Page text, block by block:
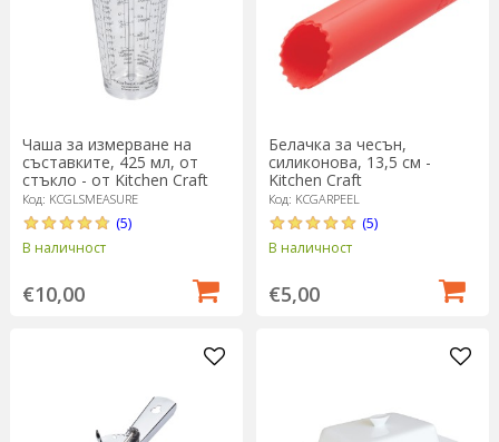
Чаша за измерване на
съставките, 425 мл, от
стъкло - от Kitchen Craft
Код: KCGLSMEASURE
(5)
В наличност
€10,00
Белачка за чесън,
силиконова, 13,5 см -
Kitchen Craft
Код: KCGARPEEL
(5)
В наличност
€5,00